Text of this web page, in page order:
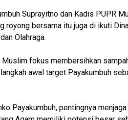
Suprayitno dan Kadis PUPR
royong bersama itu juga di ikuti
Olahraga.
fokus membersihkan
awal target Payakumbuh
Payakumbuh, pentingnya